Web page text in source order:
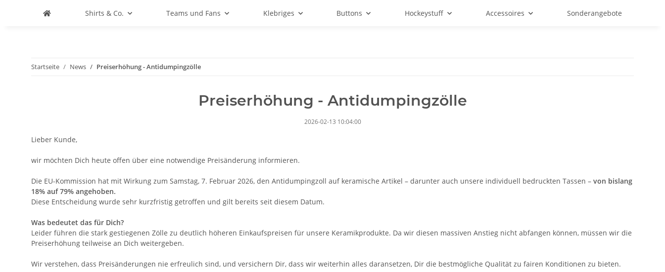
Shirts & Co. Teams und Fans Klebriges Buttons Hockeystuff Accessoires Sonderangebote
Startseite News Preiserhöhung - Antidumpingzölle
Preiserhöhung - Antidumpingzölle
2026-02-13 10:04:00
Lieber Kunde,
wir möchten Dich heute offen über eine notwendige Preisänderung informieren.
Die EU-Kommission hat mit Wirkung zum Samstag, 7. Februar 2026, den Antidumpingzoll auf keramische Artikel – darunter auch unsere individuell bedruckten Tassen – von bislang
18% auf 79% angehoben.
Diese Entscheidung wurde sehr kurzfristig getroffen und gilt bereits seit diesem Datum.
Was bedeutet das für Dich?
Leider führen die stark gestiegenen Zölle zu deutlich höheren Einkaufspreisen für unsere Keramikprodukte. Da wir diesen massiven Anstieg nicht abfangen können, müssen wir die
Preiserhöhung teilweise an Dich weitergeben.
Wir verstehen, dass Preisänderungen nie erfreulich sind, und versichern Dir, dass wir weiterhin alles daransetzen, Dir die bestmögliche Qualität zu fairen Konditionen zu bieten.